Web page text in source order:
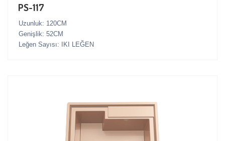
PS-117
Uzunluk: 120CM
Genişlik: 52CM
Leğen Sayısı: IKI LEĞEN